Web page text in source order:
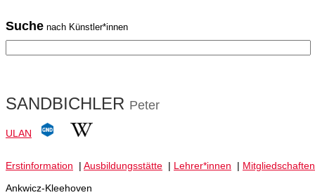
Suche nach Künstler*innen
SANDBICHLER Peter
ULAN
Erstinformation | Ausbildungsstätte | Lehrer*innen | Mitgliedschaften
Ankwicz-Kleehoven